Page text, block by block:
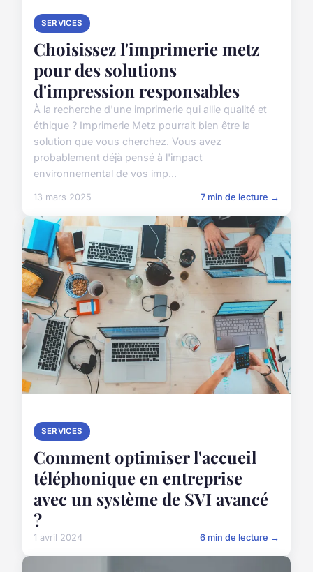
SERVICES
Choisissez l'imprimerie metz
pour des solutions
d'impression responsables
À la recherche d'une imprimerie qui allie qualité et
éthique ? Imprimerie Metz pourrait bien être la
solution que vous cherchez. Vous avez
probablement déjà pensé à l'impact
environnemental de vos imp...
13 mars 2025 7 min de lecture →
SERVICES
Comment optimiser l'accueil
téléphonique en entreprise
avec un système de SVI avancé
?
1 avril 2024 6 min de lecture →